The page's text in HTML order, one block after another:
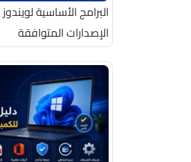
الإصدارات المتوافقة